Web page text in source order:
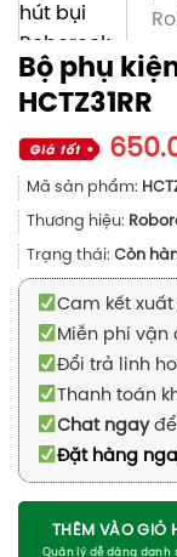
Bộ phụ
HCTZ31RR
Mã sản phẩm:
Thương hiệu:
Trạng thái: Còn
Cam kết
Miễn phí vận
Đổi trả linh
Thanh toán
Chat ngay
Đặt hàng
THÊM VÀO GIỎ